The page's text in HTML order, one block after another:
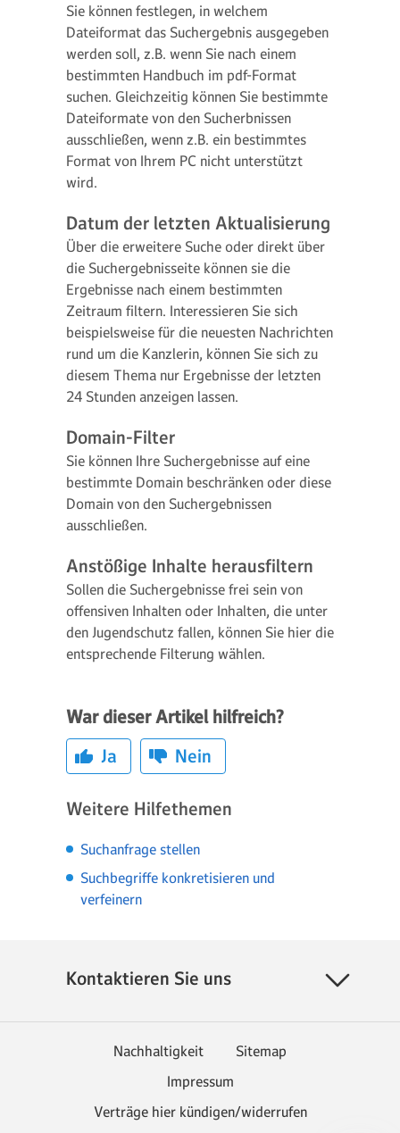
Sie können festlegen, in welchem
Dateiformat das Suchergebnis ausgegeben
werden soll, z.B. wenn Sie nach einem
bestimmten Handbuch im pdf-Format
suchen. Gleichzeitig können Sie bestimmte
Dateiformate von den Sucherbnissen
ausschließen, wenn z.B. ein bestimmtes
Format von Ihrem PC nicht unterstützt
wird.
Datum der letzten Aktualisierung
Über die erweitere Suche oder direkt über
die Suchergebnisseite können sie die
Ergebnisse nach einem bestimmten
Zeitraum filtern. Interessieren Sie sich
beispielsweise für die neuesten Nachrichten
rund um die Kanzlerin, können Sie sich zu
diesem Thema nur Ergebnisse der letzten
24 Stunden anzeigen lassen.
Domain-Filter
Sie können Ihre Suchergebnisse auf eine
bestimmte Domain beschränken oder diese
Domain von den Suchergebnissen
ausschließen.
Anstößige Inhalte herausfiltern
Sollen die Suchergebnisse frei sein von
offensiven Inhalten oder Inhalten, die unter
den Jugendschutz fallen, können Sie hier die
entsprechende Filterung wählen.
War dieser Artikel hilfreich?
Ja
Nein
Weitere Hilfethemen
Suchanfrage stellen
Suchbegriffe konkretisieren und
verfeinern
Kontaktieren Sie uns
Nachhaltigkeit
Sitemap
Impressum
Verträge hier kündigen/widerrufen